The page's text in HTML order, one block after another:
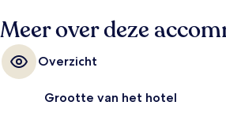
Meer over deze
Overzicht
Grootte van het hotel